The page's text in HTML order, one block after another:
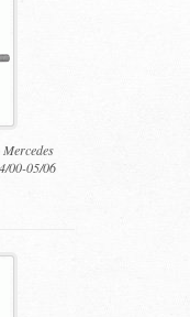
00-05/06